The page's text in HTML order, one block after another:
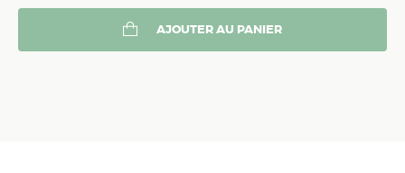
AJOUTER AU PANIER